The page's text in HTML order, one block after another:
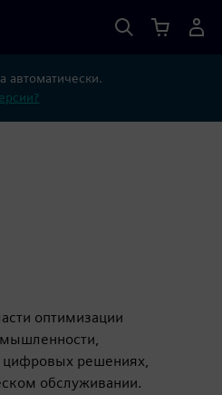
автоматически.
оптимизации
цифровых решениях,
обслуживании.